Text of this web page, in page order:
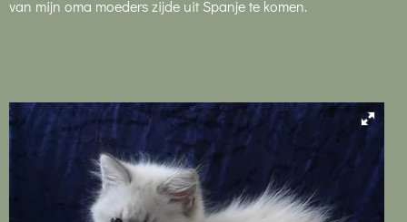
van mijn oma moeders zijde uit Spanje te komen.